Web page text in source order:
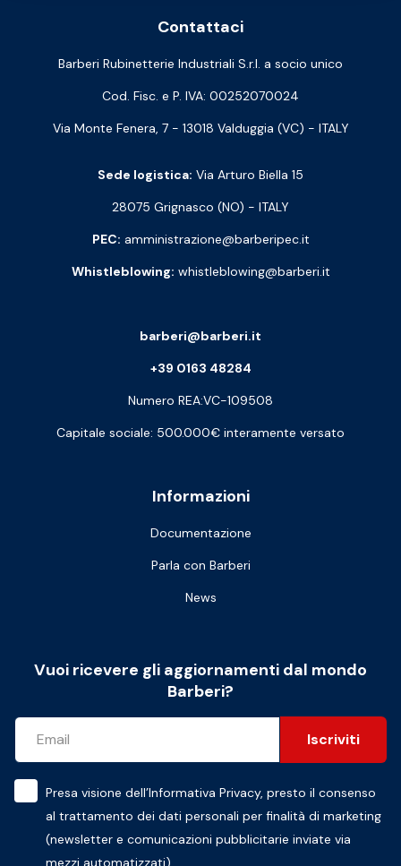
Contattaci
Barberi Rubinetterie Industriali S.r.l. a socio unico
Cod. Fisc. e P. IVA: 00252070024
Via Monte Fenera, 7 - 13018 Valduggia (VC) - ITALY
Sede logistica: Via Arturo Biella 15
28075 Grignasco (NO) - ITALY
PEC: amministrazione@barberipec.it
Whistleblowing: whistleblowing@barberi.it
Informazioni
Documentazione
Parla con Barberi
News
barberi@barberi.it
+39 0163 48284
Numero REA:VC-109508
Capitale sociale: 500.000€ interamente versato
Vuoi ricevere gli aggiornamenti dal mondo
Barberi?
Iscriviti
Presa visione dell’Informativa Privacy, presto il consenso
al trattamento dei dati personali per finalità di marketing
(newsletter e comunicazioni pubblicitarie inviate via
mezzi automatizzati)